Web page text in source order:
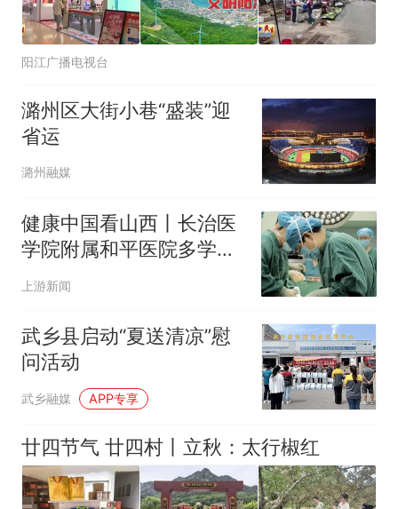
阳江广播电视台
潞州区大街小巷“盛装”迎
省运
潞州融媒
健康中国看山西丨长治医
学院附属和平医院多学科
协作，助力高危产妇圆了
上游新闻
武乡县启动“夏送清凉”慰
问活动
武乡融媒 APP专享
廿四节气 廿四村丨立秋：太行椒红